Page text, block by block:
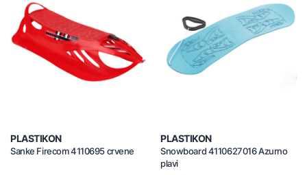
PLASTIKON
Sanke Firecom 4110695 crvene
PLASTIKON
Snowboard 4110627016 Azurno
plavi